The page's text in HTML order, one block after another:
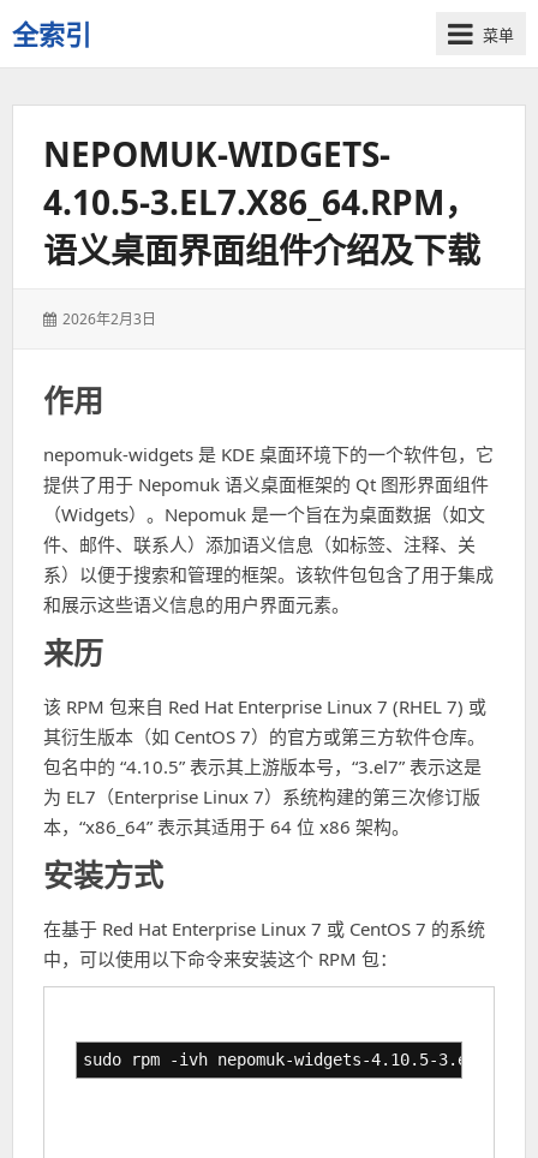
全索引
一
些
菜单
NEPOMUK-WIDGETS-
4.10.5-3.EL7.X86_64.RPM，
语义桌面界面组件介绍及下载
发
2026年2月3日
作用
nepomuk-widgets 是 KDE 桌面环境下的一个软件包，它
提供了用于 Nepomuk 语义桌面框架的 Qt 图形界面组件
（Widgets）。Nepomuk 是一个旨在为桌面数据（如文
件、邮件、联系人）添加语义信息（如标签、注释、关
系）以便于搜索和管理的框架。该软件包包含了用于集成
和展示这些语义信息的用户界面元素。
来历
该 RPM 包来自 Red Hat Enterprise Linux 7 (RHEL 7) 或
其衍生版本（如 CentOS 7）的官方或第三方软件仓库。
包名中的 “4.10.5” 表示其上游版本号，“3.el7” 表示这是
为 EL7（Enterprise Linux 7）系统构建的第三次修订版
本，“x86_64” 表示其适用于 64 位 x86 架构。
安装方式
在基于 Red Hat Enterprise Linux 7 或 CentOS 7 的系统
中，可以使用以下命令来安装这个 RPM 包：
sudo rpm -ivh nepomuk-widgets-4.10.5-